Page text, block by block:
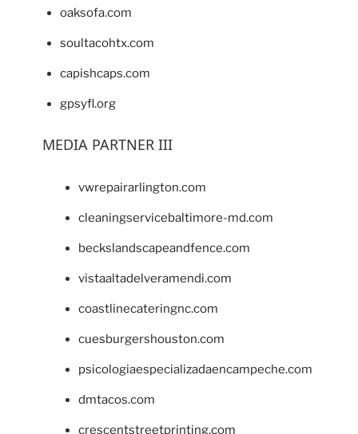
oaksofa.com
soultacohtx.com
capishcaps.com
gpsyfl.org
MEDIA PARTNER III
vwrepairarlington.com
cleaningservicebaltimore-md.com
beckslandscapeandfence.com
vistaaltadelveramendi.com
coastlinecateringnc.com
cuesburgershouston.com
psicologiaespecializadaencampeche.com
dmtacos.com
crescentstreetprinting.com